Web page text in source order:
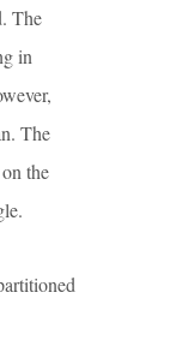
The
in
The
the